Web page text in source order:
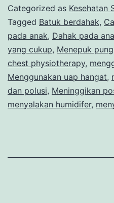
Categorized as Kesehatan
Tagged Batuk berdahak,
pada anak, Dahak pada
yang cukup, Menepuk
chest physiotherapy,
Menggunakan uap hangat,
dan polusi, Meninggikan
menyalakan humidifer,